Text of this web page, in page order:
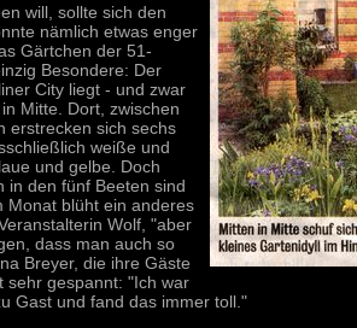
will, sollte sich den
nämlich etwas enger
Gärtchen der 51-
Besondere: Der
City liegt - und zwar
Mitte. Dort, zwischen
erstrecken sich sechs
weiße und
und gelbe. Doch
in den fünf Beeten sind
Monat blüht ein anderes
Wolf, "aber
dass man auch so
Breyer, die ihre Gäste
sehr gespannt: "Ich war
Gast und fand das immer toll."